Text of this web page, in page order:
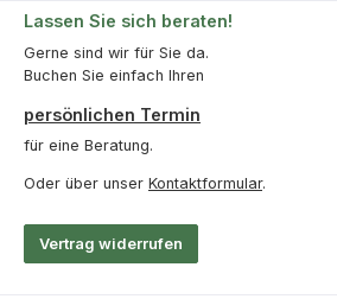
Lassen Sie sich beraten!
Gerne sind wir für Sie da.
Buchen Sie einfach Ihren
persönlichen Termin
für eine Beratung.
Oder über unser Kontaktformular.
Vertrag widerrufen